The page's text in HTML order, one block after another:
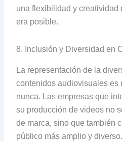
una flexibilidad y creatividad
era posible.
8. Inclusión y Diversidad en
La representación de la
contenidos audiovisuales es
nunca. Las empresas que
su producción de videos no
de marca, sino que también
público más amplio y